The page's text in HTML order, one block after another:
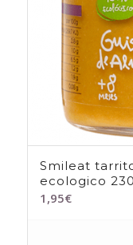
Smileat
ecologico
1,95€